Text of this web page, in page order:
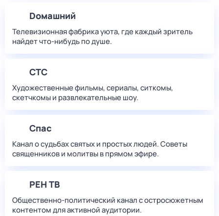
Dомашний
Телевизионная фабрика уюта, где каждый зритель
найдет что‑нибудь по душе.
СТС
Художественные фильмы, сериалы, ситкомы,
скетчкомы и развлекательные шоу.
Спас
Канал о судьбах святых и простых людей. Советы
священников и молитвы в прямом эфире.
РЕН ТВ
Общественно-политический канал с остросюжетным
контентом для активной аудитории.